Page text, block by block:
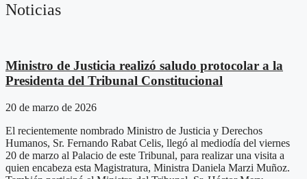
Noticias
Ministro de Justicia realizó saludo protocolar a la
Presidenta del Tribunal Constitucional
20 de marzo de 2026
El recientemente nombrado Ministro de Justicia y Derechos
Humanos, Sr. Fernando Rabat Celis, llegó al mediodía del viernes
20 de marzo al Palacio de este Tribunal, para realizar una visita a
quien encabeza esta Magistratura, Ministra Daniela Marzi Muñoz.